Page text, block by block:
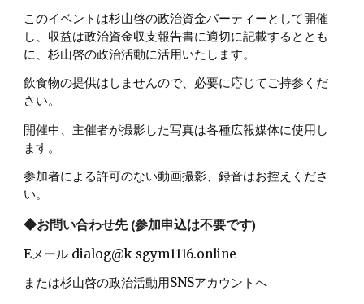
このイベントは杉山啓の政治資金パーティーとして開催
し、収益は政治資金収支報告書に適切に記載するととも
に、杉山啓の政治活動に活用いたします。
飲食物の提供はしませんので、必要に応じてご持参くだ
さい。
開催中、主催者が撮影した写真は各種広報媒体に使用し
ます。
参加者による許可のない動画撮影、録音はお控えくださ
い。
◆お問い合わせ先 (参加申込は不要です)
Eメール dialog@k-sgym1116.online
または杉山啓の政治活動用SNSアカウントへ